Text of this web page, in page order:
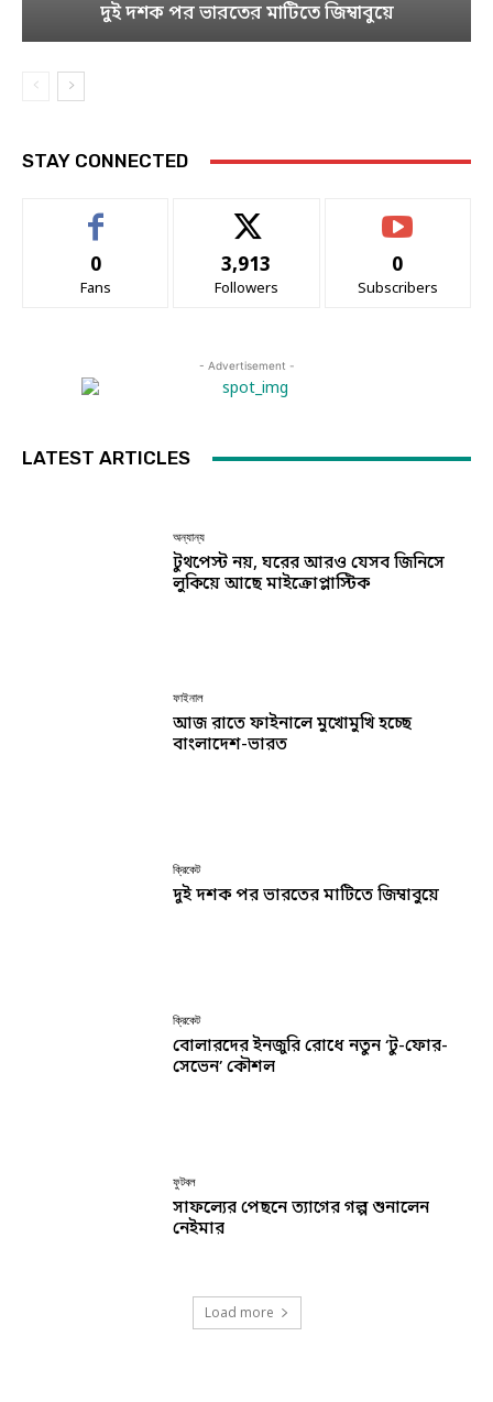
দুই দশক পর ভারতের মাটিতে জিম্বাবুয়ে
STAY CONNECTED
0
Fans
3,913
Followers
0
Subscribers
- Advertisement -
LATEST ARTICLES
অন্যান্য
টুথপেস্ট নয়, ঘরের আরও যেসব জিনিসে
লুকিয়ে আছে মাইক্রোপ্লাস্টিক
ফাইনাল
আজ রাতে ফাইনালে মুখোমুখি হচ্ছে
বাংলাদেশ-ভারত
ক্রিকেট
দুই দশক পর ভারতের মাটিতে জিম্বাবুয়ে
ক্রিকেট
বোলারদের ইনজুরি রোধে নতুন ‘টু-ফোর-
সেভেন’ কৌশল
ফুটবল
সাফল্যের পেছনে ত্যাগের গল্প শুনালেন
নেইমার
Load more